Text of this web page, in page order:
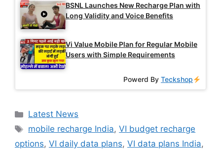
BSNL Launches New Recharge Plan with
Long Validity and Voice Benefits
Vi Value Mobile Plan for Regular Mobile
Users with Simple Requirements
Powerd ByTeckshop
Categories
Latest News
Tags
mobile recharge India,VI budget recharge
options, VI daily data plans, VI data plans India,